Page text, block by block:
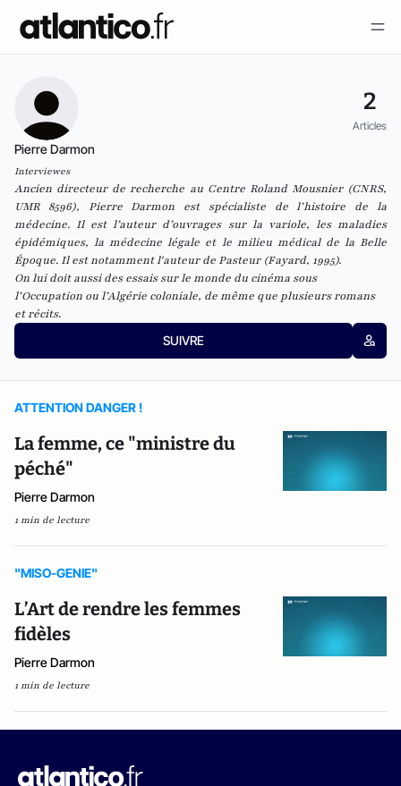
2
Articles
Pierre Darmon
Interviewes
Ancien directeur de recherche au Centre Roland Mousnier (CNRS,
UMR 8596), Pierre Darmon est spécialiste de l’histoire de la
médecine. Il est l’auteur d’ouvrages sur la variole, les maladies
épidémiques, la médecine légale et le milieu médical de la Belle
Époque. Il est notamment l'auteur dePasteur(Fayard, 1995).
On lui doit aussi des essais sur le monde du cinéma sous
l’Occupation ou l’Algérie coloniale, de même que plusieurs romans
et récits.
SUIVRE
ATTENTION DANGER !
La femme, ce "ministre du
péché"
Pierre Darmon
1 min de lecture
"MISO-GENIE"
L’Art de rendre les femmes
fidèles
Pierre Darmon
1 min de lecture